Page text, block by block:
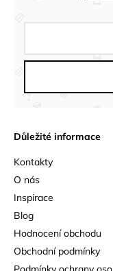
Důležité informace
Kontakty
O nás
Inspirace
Blog
Hodnocení obchodu
Obchodní podmínky